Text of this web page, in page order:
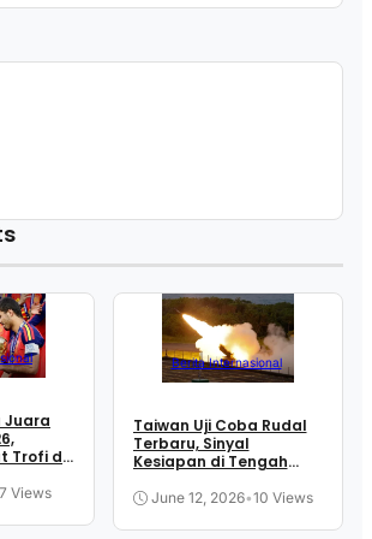
Juara
Trofi di
7 Views
Berita Internasional
Taiwan Uji Coba Rudal
Terbaru, Sinyal
Kesiapan di Tengah
June 12, 2026•10 Views